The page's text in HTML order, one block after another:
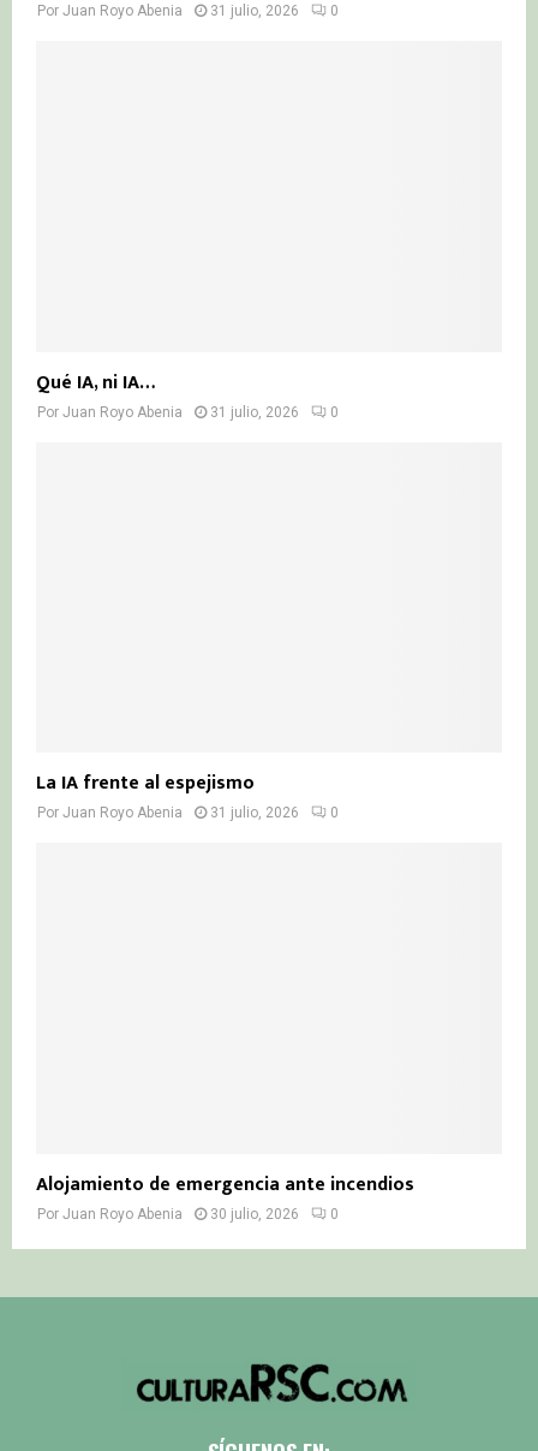
Por Juan Royo Abenia 31 julio, 2026 0
Qué IA, ni IA…
Por Juan Royo Abenia 31 julio, 2026 0
La IA frente al espejismo
Por Juan Royo Abenia 31 julio, 2026 0
Alojamiento de emergencia ante incendios
Por Juan Royo Abenia 30 julio, 2026 0